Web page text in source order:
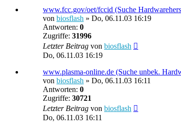
www.fcc.gov/oet/fccid (Suche
von biosflash » Do, 06.11.03 16:19
Antworten: 0
Zugriffe: 31996
Letzter Beitrag von biosflash
Do, 06.11.03 16:19
www.plasma-online.de (Suche unbek.
von biosflash » Do, 06.11.03 16:11
Antworten: 0
Zugriffe: 30721
Letzter Beitrag von biosflash
Do, 06.11.03 16:11